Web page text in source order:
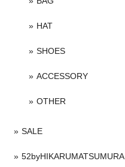
HAT
SHOES
ACCESSORY
OTHER
SALE
52byHIKARUMATSUMURA